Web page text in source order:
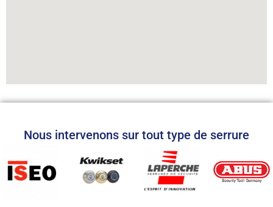
Nous intervenons sur tout type de serrure